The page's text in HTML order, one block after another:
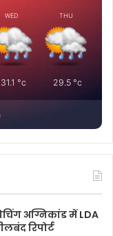
WED
31.1 °c
THU
29.5 °c
अग्निकांड में LDA
रिपोर्ट